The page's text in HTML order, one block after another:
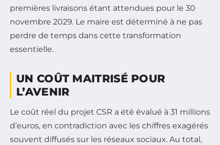
premières livraisons étant attendues pour le 30
novembre 2029. Le maire est déterminé à ne pas
perdre de temps dans cette transformation
essentielle.
UN COÛT MAITRISÉ POUR
L’AVENIR
Le coût réel du projet CSR a été évalué à 31 millions
d’euros, en contradiction avec les chiffres exagérés
souvent diffusés sur les réseaux sociaux. Au total,